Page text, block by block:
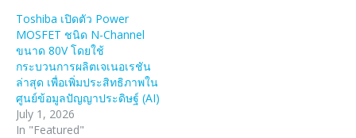
Toshiba เปิดตัว Power
MOSFET ชนิด N-Channel
ขนาด 80V โดยใช้
กระบวนการผลิตเจเนอเรชัน
ล่าสุด เพื่อเพิ่มประสิทธิภาพใน
ศูนย์ข้อมูลปัญญาประดิษฐ์ (AI)
July 1, 2026
In "Featured"